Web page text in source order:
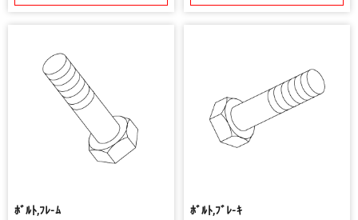
ﾎﾞﾙﾄ,ﾌﾚ-ﾑ ﾎﾞﾙﾄ,ﾌﾞﾚ-ｷ